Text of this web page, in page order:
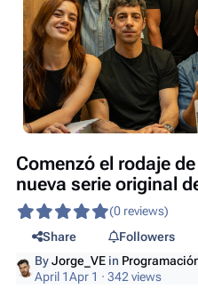
Comenzó el rodaje
nueva serie original
(0 reviews)
Share
Followers
ByJorge_VE in
April 1Apr 1 · 342 views